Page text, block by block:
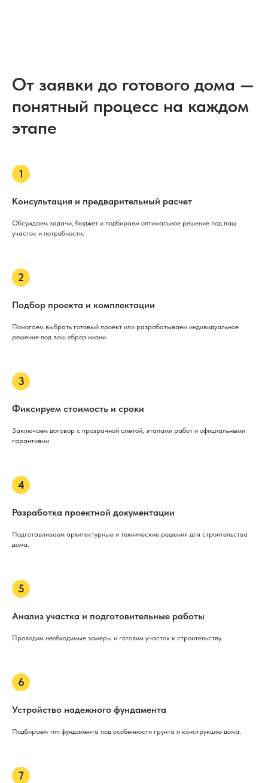
От заявки до готового дома —
понятный процесс на каждом
этапе
Консультация и предварительный расчет
Обсуждаем задачи, бюджет и подбираем оптимальное решение под ваш
участок и потребности.
Подбор проекта и комплектации
Помогаем выбрать готовый проект или разрабатываем индивидуальное
решение под ваш образ жизни.
Фиксируем стоимость и сроки
Заключаем договор с прозрачной сметой, этапами работ и официальными
гарантиями.
Разработка проектной документации
Подготавливаем архитектурные и технические решения для строительства
дома.
Анализ участка и подготовительные работы
Проводим необходимые замеры и готовим участок к строительству.
Устройство надежного фундамента
Подбираем тип фундамента под особенности грунта и конструкцию дома.